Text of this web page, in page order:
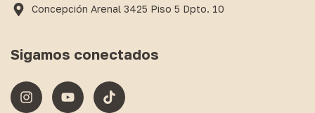
Concepción Arenal 3425 Piso 5 Dpto. 10
Sigamos conectados